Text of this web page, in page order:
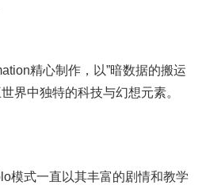
精心制作，以”暗数据的搬运
界中独特的科技与幻想元素。
模式一直以其丰富的剧情和教学